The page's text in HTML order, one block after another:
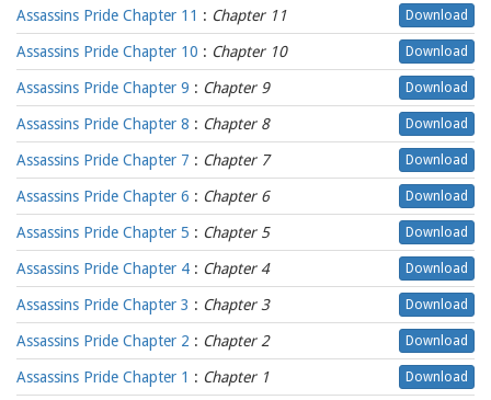
Assassins Pride Chapter 11 : Chapter 11 Download
Assassins Pride Chapter 10 : Chapter 10 Download
Assassins Pride Chapter 9 : Chapter 9 Download
Assassins Pride Chapter 8 : Chapter 8 Download
Assassins Pride Chapter 7 : Chapter 7 Download
Assassins Pride Chapter 6 : Chapter 6 Download
Assassins Pride Chapter 5 : Chapter 5 Download
Assassins Pride Chapter 4 : Chapter 4 Download
Assassins Pride Chapter 3 : Chapter 3 Download
Assassins Pride Chapter 2 : Chapter 2 Download
Assassins Pride Chapter 1 : Chapter 1 Download